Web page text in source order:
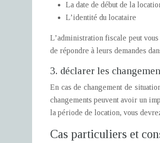
La date de début de la
L’identité du locataire
L’administration fiscale peut
de répondre à leurs demandes
3. déclarer les
En cas de changement de
changements peuvent avoir un
la période de location, vous
Cas particuliers et